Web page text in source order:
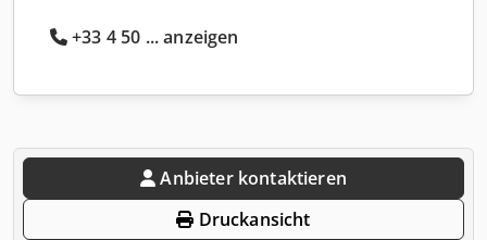
+33 4 50 ... anzeigen
Anbieter kontaktieren
Druckansicht